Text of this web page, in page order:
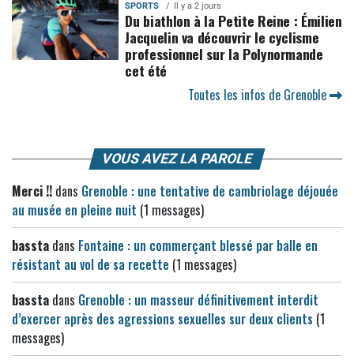
SPORTS Il y a 2 jours
Du biathlon à la Petite Reine : Émilien
Jacquelin va découvrir le cyclisme
professionnel sur la Polynormande
cet été
Toutes les infos de Grenoble
VOUS AVEZ LA PAROLE
Merci !! dans Grenoble : une tentative de cambriolage déjouée
au musée en pleine nuit (1 messages)
bassta dans Fontaine : un commerçant blessé par balle en
résistant au vol de sa recette (1 messages)
bassta dans Grenoble : un masseur définitivement interdit
d’exercer après des agressions sexuelles sur deux clients (1
messages)